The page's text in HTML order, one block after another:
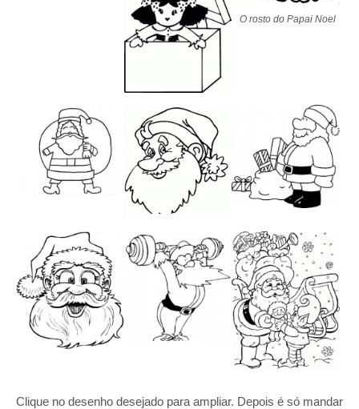
O rosto do Papai Noel
Clique no desenho desejado para ampliar. Depois é só mandar